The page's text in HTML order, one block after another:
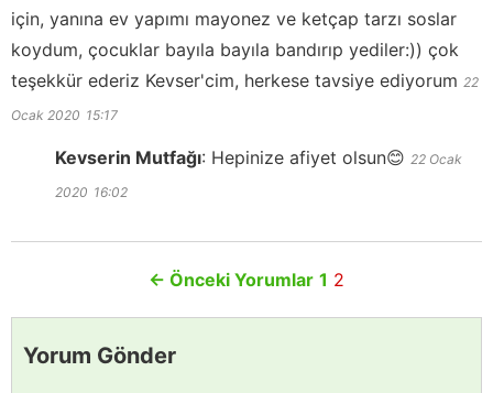
için, yanına ev yapımı mayonez ve ketçap tarzı soslar
koydum, çocuklar bayıla bayıla bandırıp yediler:)) çok
teşekkür ederiz Kevser'cim, herkese tavsiye ediyorum 22
Ocak 2020 15:17
Kevserin Mutfağı: Hepinize afiyet olsun😊 22 Ocak
2020 16:02
← Önceki Yorumlar 1 2
Yorum Gönder